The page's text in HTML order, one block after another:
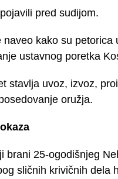
pred sudijom.
kako su petorica
ustavnog poretka
stavlja uvoz, izvoz,
oružja.
brani 25-ogodišnjeg
sličnih krivičnih dela